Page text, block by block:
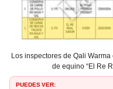
Los inspectores de Qali
de equino “El Re
PUEDES VER: